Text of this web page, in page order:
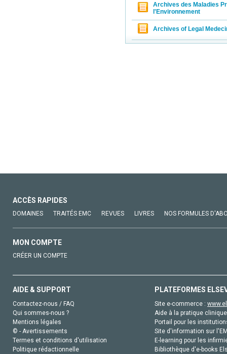
Archives des Maladies
l'Environnement
Archives of Legal
ACCÈS RAPIDES
DOMAINES TRAITÉS EMC REVUES LIVRES NOS FORMULES
MON COMPTE
CRÉER UN COMPTE
AIDE & SUPPORT
Contactez-nous / FAQ
Qui sommes-nous ?
Mentions légales
© - Avertissements
Termes et conditions d'utilisation
Politique rédactionnelle
PLATEFORMES
Site e-commerce :
Aide à la pratique
Portail pour les
Site d'information sur
E-learning pour les
Bibliothèque d'e-books